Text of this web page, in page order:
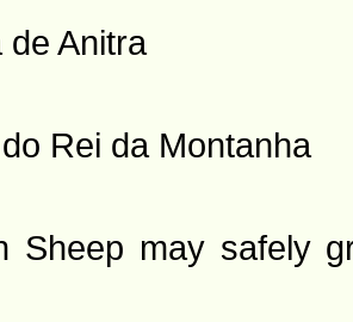
de Anitra
Rei da Montanha
Sheep may safely